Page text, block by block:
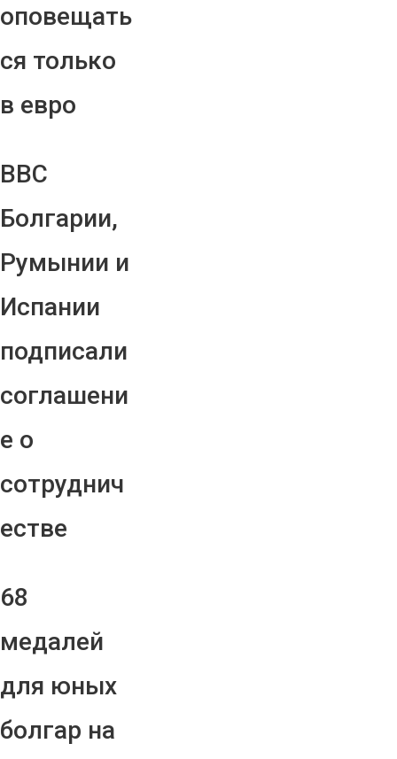
оповещать
ся только
в евро
ВВС
Болгарии,
Румынии и
Испании
подписали
соглашени
е о
сотруднич
естве
68
медалей
для юных
болгар на